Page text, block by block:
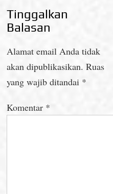
Tinggalkan
Balasan
Alamat email Anda tidak
akan dipublikasikan. Ruas
yang wajib ditandai *
Komentar *